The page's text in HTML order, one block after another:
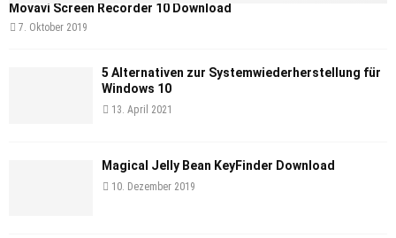
Movavi Screen Recorder 10 Download
7. Oktober 2019
5 Alternativen zur Systemwiederherstellung für
Windows 10
13. April 2021
Magical Jelly Bean KeyFinder Download
10. Dezember 2019